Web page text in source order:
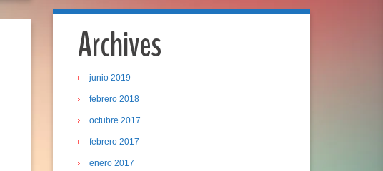
Archives
junio 2019
febrero 2018
octubre 2017
febrero 2017
enero 2017